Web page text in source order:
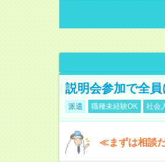
説明会参加で全
派遣 職種未経験OK 社会
≪まずは相談